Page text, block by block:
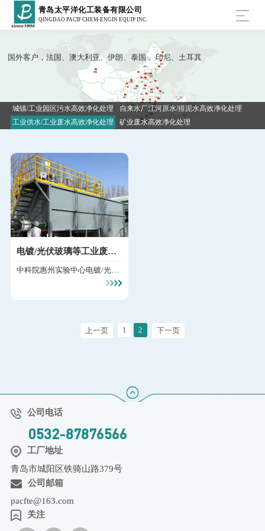
青岛太平洋化工装备有限公司
QINGDAO PACIF CHEM-ENGIN EQUIP INC.
国外客户，法国、澳大利亚、伊朗、泰国 、印尼、土耳其
城镇/工业园区污水高效净化处理
自来水厂江河原水/排泥水高效净化处理
工业供水/工业废水高效净化处理
矿业废水高效净化处理
电镀/光伏玻璃等工业废水
中科院惠州实验中心电镀/光伏
玻璃等工业废水深度净化 处理
上一页 1 2 下一页
公司电话
0532-87876566
工厂地址
青岛市城阳区铁骑山路379号
公司邮箱
pacfte@163.com
关注